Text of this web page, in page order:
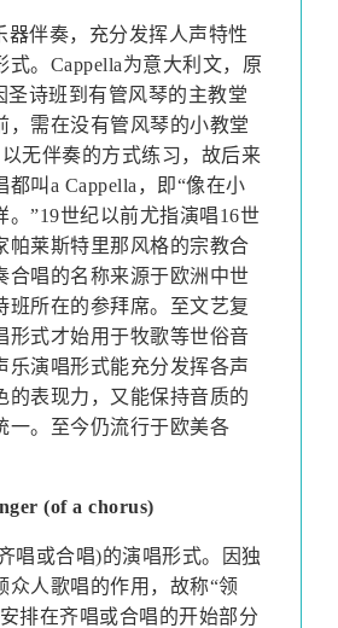
器伴奏，充分发挥人声特性
。 Cappella为意大利文，原
圣诗班到有管风琴的主教堂
，需在没有管风琴的小教堂
无伴奏的方式练习，故后来
都叫 a Cappella ，即“像在小
。”19世纪以前尤指演唱16世
帕莱斯特里那风格的宗教合
合唱的名称来源于欧洲中世
班所在的参拜席。至文艺复
形式才始用于牧歌等世俗音
乐演唱形式能充分发挥各声
的表现力，又能保持音质的
一。至今仍流行于欧美各
(of a chorus)
唱或合唱)的演唱形式。因独
众人歌唱的作用，故称“领
排在齐唱或合唱的开始部分